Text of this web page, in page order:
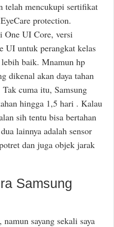
telah mencukupi sertifikat
protection.
One UI Core, versi
UI untuk perangkat kelas
baik. Mnamun hp
dikenal akan daya tahan
cuma itu, Samsung
hingga 1,5 hari . Kalau
sih tentu bisa bertahan
lainnya adalah sensor
dan juga objek jarak
Samsung
sayang sekali saya